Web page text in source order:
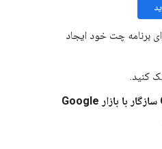
برنامه چت خود ایجاد
کنید.
روی ایجاد کلاینت OAuth سازگار با بازار Google